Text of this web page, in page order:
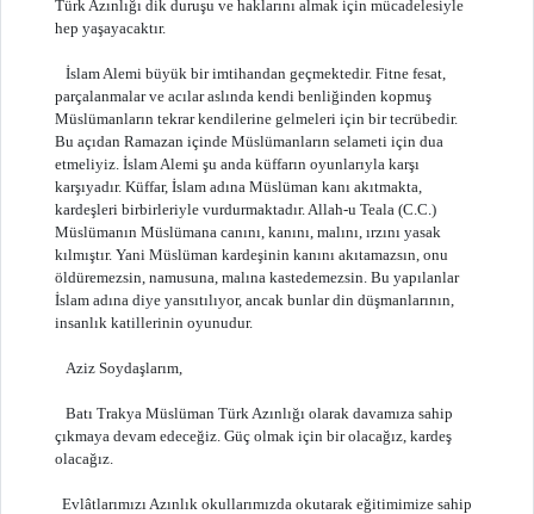
Türk Azınlığı dik duruşu ve haklarını almak için mücadelesiyle
hep yaşayacaktır.
İslam Alemi büyük bir imtihandan geçmektedir. Fitne fesat,
parçalanmalar ve acılar aslında kendi benliğinden kopmuş
Müslümanların tekrar kendilerine gelmeleri için bir tecrübedir.
Bu açıdan Ramazan içinde Müslümanların selameti için dua
etmeliyiz. İslam Alemi şu anda küffarın oyunlarıyla karşı
karşıyadır. Küffar, İslam adına Müslüman kanı akıtmakta,
kardeşleri birbirleriyle vurdurmaktadır. Allah-u Teala (C.C.)
Müslümanın Müslümana canını, kanını, malını, ırzını yasak
kılmıştır. Yani Müslüman kardeşinin kanını akıtamazsın, onu
öldüremezsin, namusuna, malına kastedemezsin. Bu yapılanlar
İslam adına diye yansıtılıyor, ancak bunlar din düşmanlarının,
insanlık katillerinin oyunudur.
Aziz Soydaşlarım,
Batı Trakya Müslüman Türk Azınlığı olarak davamıza sahip
çıkmaya devam edeceğiz. Güç olmak için bir olacağız, kardeş
olacağız.
Evlâtlarımızı Azınlık okullarımızda okutarak eğitimimize sahip